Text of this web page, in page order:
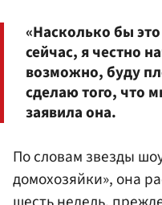
«Насколько бы
сейчас, я честно
возможно, буду
сделаю того, что
заявила она.
По словам звезды
домохозяйки», она